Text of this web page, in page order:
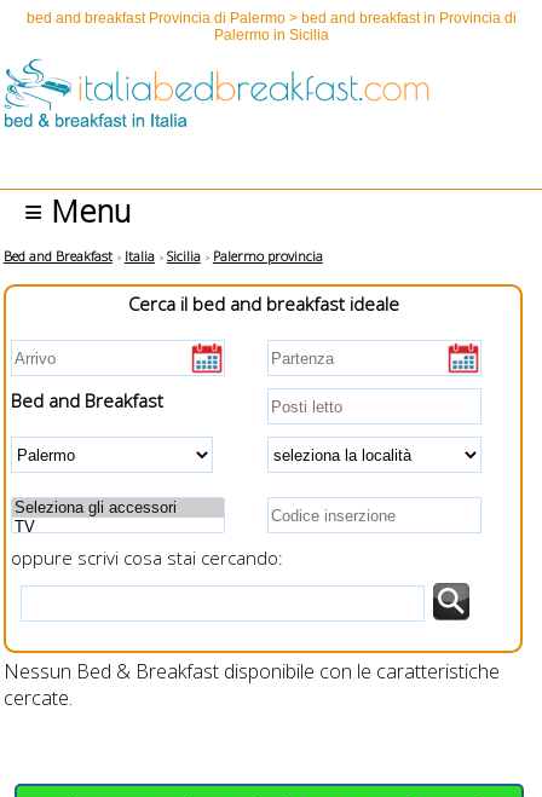
bed and breakfast Provincia di Palermo > bed and breakfast in Provincia di
Palermo in Sicilia
≡ Menu
Bed and Breakfast Italia Sicilia Palermo provincia
Cerca il bed and breakfast ideale
Bed and Breakfast
oppure scrivi cosa stai cercando:
Nessun Bed & Breakfast disponibile con le caratteristiche
cercate.